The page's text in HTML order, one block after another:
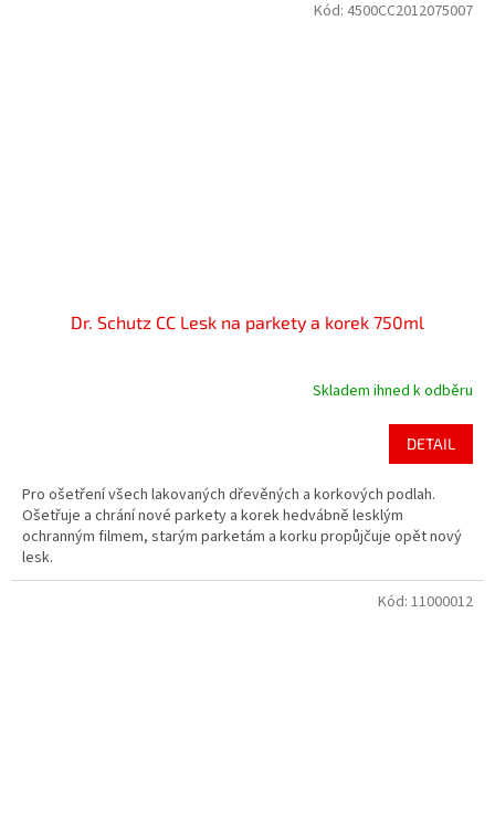
Dr. Schutz CC Lesk na parkety a korek 750ml
Skladem ihned k odběru
DETAIL
Pro ošetření všech lakovaných dřevěných a korkových podlah.
Ošetřuje a chrání nové parkety a korek hedvábně lesklým
ochranným filmem, starým parketám a korku propůjčuje opět nový
lesk.
Kód: 4500CC2012075007
Kód: 11000012